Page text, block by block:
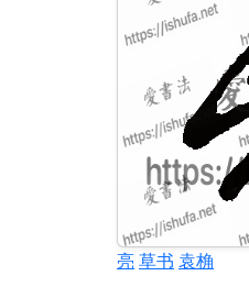
亮草书 袁桷